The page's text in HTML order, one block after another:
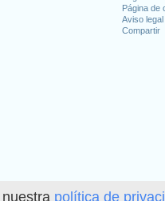
política de
Página de
Aviso legal
Compartir